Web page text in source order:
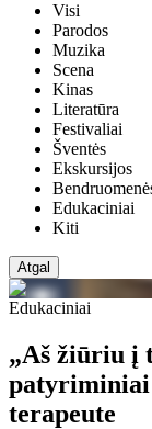
Visi
Parodos
Muzika
Scena
Kinas
Literatūra
Festivaliai
Šventės
Ekskursijos
Edukaciniai
Kiti
Atgal
Edukaciniai
„Aš žiūriu į
patyriminiai
terapeute